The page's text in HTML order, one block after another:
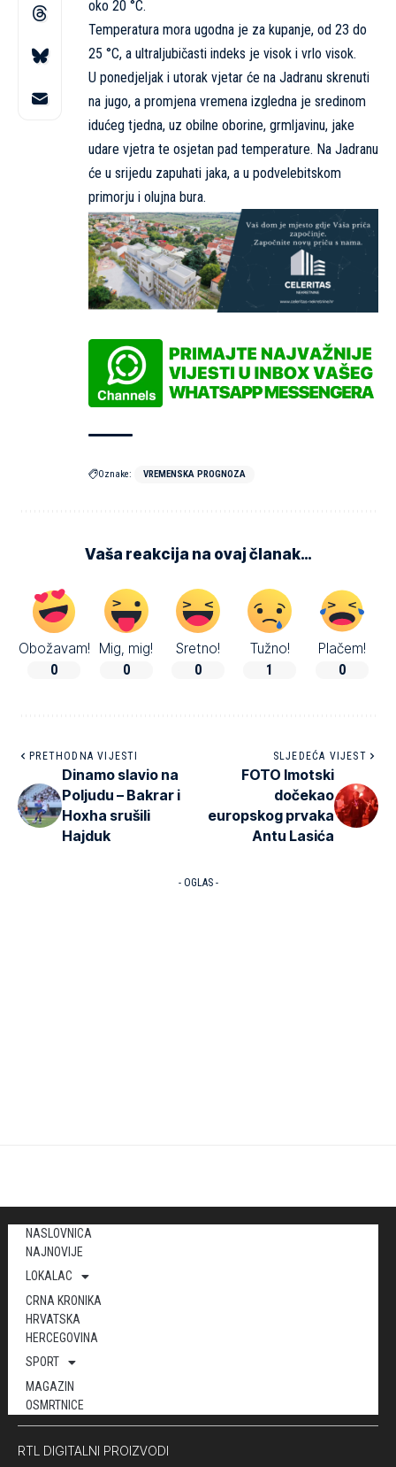
oko 20 °C.
Temperatura mora ugodna je za kupanje, od 23 do
25 °C, a ultraljubičasti indeks je visok i vrlo visok.
U ponedjeljak i utorak vjetar će na Jadranu skrenuti
na jugo, a promjena vremena izgledna je sredinom
idućeg tjedna, uz obilne oborine, grmljavinu, jake
udare vjetra te osjetan pad temperature. Na Jadranu
će u srijedu zapuhati jaka, a u podvelebitskom
primorju i olujna bura.
Oznake: VREMENSKA PROGNOZA
Vaša reakcija na ovaj članak…
Obožavam!
0
Mig, mig!
0
Sretno!
0
Tužno!
1
Plačem!
0
PRETHODNA VIJESTI
Dinamo slavio na
Poljudu – Bakrar i
Hoxha srušili
Hajduk
SLJEDEĆA VIJEST
FOTO Imotski
dočekao
europskog prvaka
Antu Lasića
- OGLAS -
NASLOVNICA
NAJNOVIJE
LOKALAC
CRNA KRONIKA
HRVATSKA
HERCEGOVINA
SPORT
MAGAZIN
OSMRTNICE
RTL DIGITALNI PROIZVODI